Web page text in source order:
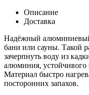
Описание
Доставка
Надёжный
бани или сауны. Такой
зачерпнуть воду из
алюминия, устойчивого
Материал быстро
посторонних запахов.